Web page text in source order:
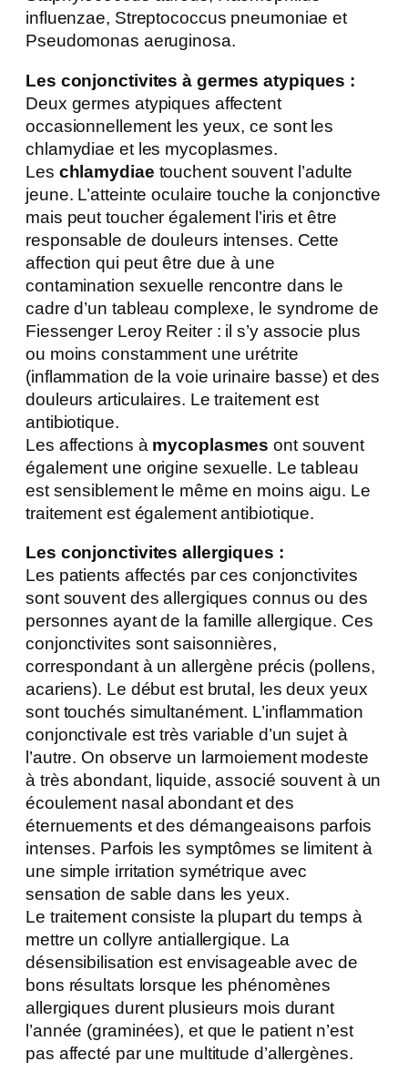
influenzae, Streptococcus pneumoniae et
Pseudomonas aeruginosa.
Les conjonctivites à germes atypiques :
Deux germes atypiques affectent
occasionnellement les yeux, ce sont les
chlamydiae et les mycoplasmes.
Les chlamydiae touchent souvent l’adulte
jeune. L’atteinte oculaire touche la conjonctive
mais peut toucher également l’iris et être
responsable de douleurs intenses. Cette
affection qui peut être due à une
contamination sexuelle rencontre dans le
cadre d’un tableau complexe, le syndrome de
Fiessenger Leroy Reiter : il s’y associe plus
ou moins constamment une urétrite
(inflammation de la voie urinaire basse) et des
douleurs articulaires. Le traitement est
antibiotique.
Les affections à mycoplasmes ont souvent
également une origine sexuelle. Le tableau
est sensiblement le même en moins aigu. Le
traitement est également antibiotique.
Les conjonctivites allergiques :
Les patients affectés par ces conjonctivites
sont souvent des allergiques connus ou des
personnes ayant de la famille allergique. Ces
conjonctivites sont saisonnières,
correspondant à un allergène précis (pollens,
acariens). Le début est brutal, les deux yeux
sont touchés simultanément. L’inflammation
conjonctivale est très variable d’un sujet à
l’autre. On observe un larmoiement modeste
à très abondant, liquide, associé souvent à un
écoulement nasal abondant et des
éternuements et des démangeaisons parfois
intenses. Parfois les symptômes se limitent à
une simple irritation symétrique avec
sensation de sable dans les yeux.
Le traitement consiste la plupart du temps à
mettre un collyre antiallergique. La
désensibilisation est envisageable avec de
bons résultats lorsque les phénomènes
allergiques durent plusieurs mois durant
l’année (graminées), et que le patient n’est
pas affecté par une multitude d’allergènes.